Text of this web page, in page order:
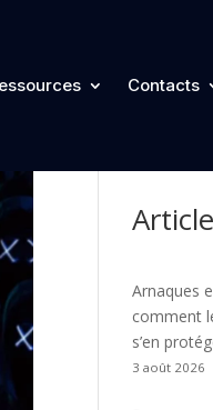
Contacts
Arnaques
comment
s’en
3 août 2026